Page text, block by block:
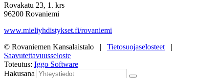
Rovakatu 23, 1. krs
96200 Rovaniemi
www.mieliyhdistykset.fi/rovaniemi
© Rovaniemen Kansalaistalo | Tietosuojaselosteet |
Saavutettavuusseloste
Toteutus: Iggo Software
Hakusana